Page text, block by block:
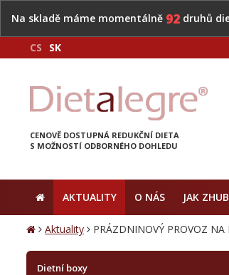
Na skladě máme momentálně 92 druhů
CS SK
CENOVĚ DOSTUPNÁ REDUKČNÍ DIETA
S MOŽNOSTÍ ODBORNÉHO DOHLEDU
AKTUALITY O NÁS JAK
Aktuality PRÁZDNINOVÝ PROVOZ NA
Dietní boxy